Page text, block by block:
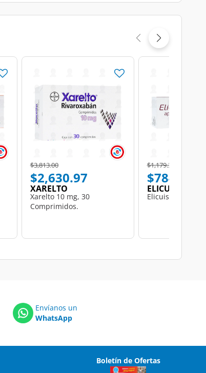
Price reduced from
$3,813.00to
$2,630.97
XARELTO
Xarelto 10 mg, 30
Comprimidos.
Price reduced from
$1,179.33
$784.25
ELICUIS
Elicuis 2.5 mg,
Envíanos un
WhatsApp
Boletín de Ofertas